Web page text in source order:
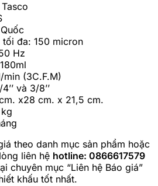
đa: 150 micron
Hz
(3C.F.M)
và 3/8’’
x28 cm. x 21,5 cm.
theo danh mục sản phẩm hoặc
liên hệ hotline: 0866617579
chuyên mục “Liên hệ Báo giá”
khấu tốt nhất.